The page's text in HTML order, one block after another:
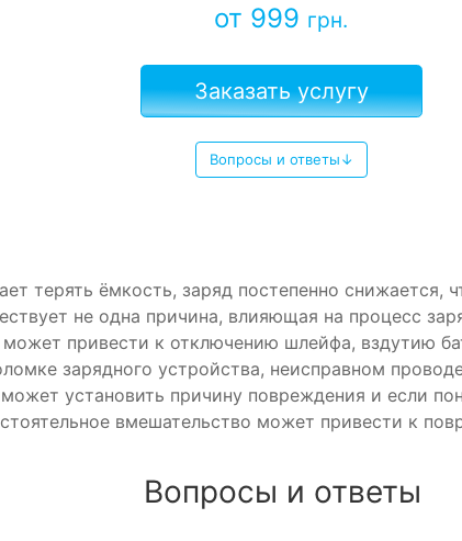
от 999 грн.
Заказать услугу
Вопросы и ответы↓
терять ёмкость, заряд постепенно снижается,
не одна причина, влияющая на процесс
привести к отключению шлейфа, вздутию
зарядного устройства, неисправном
установить причину повреждения и если
вмешательство может привести к
Вопросы и ответы